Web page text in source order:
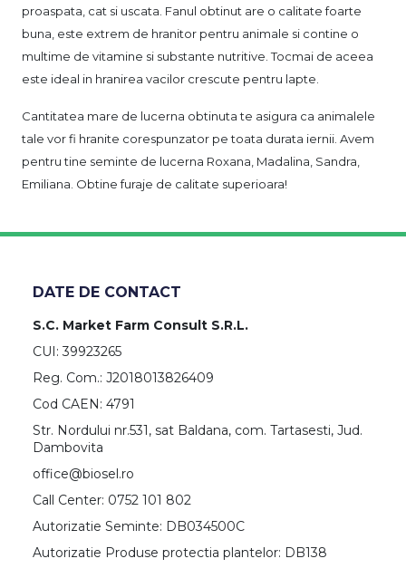
proaspata, cat si uscata. Fanul obtinut are o calitate foarte
buna, este extrem de hranitor pentru animale si contine o
multime de vitamine si substante nutritive. Tocmai de aceea
este ideal in hranirea vacilor crescute pentru lapte.
Cantitatea mare de lucerna obtinuta te asigura ca animalele
tale vor fi hranite corespunzator pe toata durata iernii. Avem
pentru tine seminte de lucerna Roxana, Madalina, Sandra,
Emiliana. Obtine furaje de calitate superioara!
DATE DE CONTACT
S.C. Market Farm Consult S.R.L.
CUI: 39923265
Reg. Com.: J2018013826409
Cod CAEN: 4791
Str. Nordului nr.531, sat Baldana, com. Tartasesti, Jud.
Dambovita
office@biosel.ro
Call Center: 0752 101 802
Autorizatie Seminte: DB034500C
Autorizatie Produse protectia plantelor: DB138